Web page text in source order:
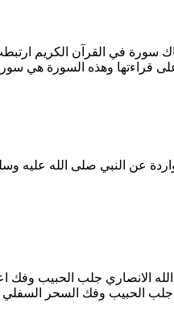
في القرآن الكريم
قراءتها وهذه السورة هي
عن النبي صلى الله عليه